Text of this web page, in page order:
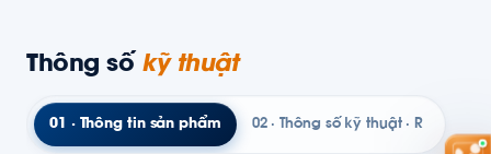
Thông số kỹ thuật
01 · Thông tin sản phẩm 02 · Thông số kỹ thuật · R